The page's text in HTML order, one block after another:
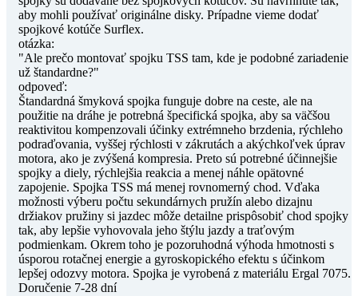
aby mohli používať originálne disky. Prípadne vieme dodať
spojkové kotúče Surflex.
otázka:
"Ale prečo montovať spojku TSS tam, kde je podobné zariadenie
už štandardne?"
odpoveď:
Štandardná šmyková spojka funguje dobre na ceste, ale na
použitie na dráhe je potrebná špecifická spojka, aby sa väčšou
reaktivitou kompenzovali účinky extrémneho brzdenia, rýchleho
podraďovania, vyššej rýchlosti v zákrutách a akýchkoľvek úprav
motora, ako je zvýšená kompresia. Preto sú potrebné účinnejšie
spojky a diely, rýchlejšia reakcia a menej náhle opätovné
zapojenie. Spojka TSS má menej rovnomerný chod. Vďaka
možnosti výberu počtu sekundárnych pružín alebo dizajnu
držiakov pružiny si jazdec môže detailne prispôsobiť chod spojky
tak, aby lepšie vyhovovala jeho štýlu jazdy a traťovým
podmienkam. Okrem toho je pozoruhodná výhoda hmotnosti s
úsporou rotačnej energie a gyroskopického efektu s účinkom
lepšej odozvy motora. Spojka je vyrobená z materiálu Ergal 7075.
Doručenie 7-28 dní